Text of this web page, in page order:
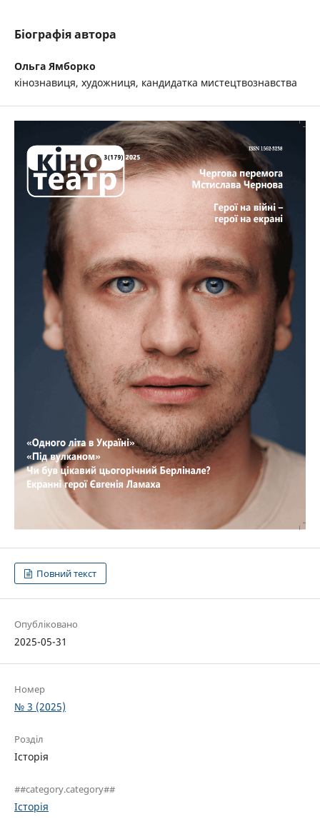
Біографія автора
Ольга Ямборко
кінознавиця, художниця, кандидатка мистецтвознавства
Повний текст
Опубліковано
2025-05-31
Номер
№ 3 (2025)
Розділ
Історія
##category.category##
Історія